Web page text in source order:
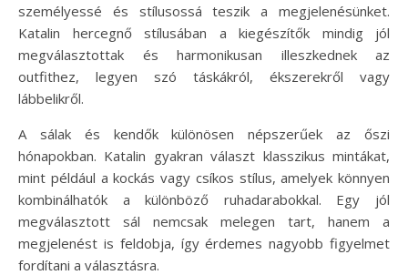
személyessé és stílusossá teszik a megjelenésünket.
Katalin hercegnő stílusában a kiegészítők mindig jól
megválasztottak és harmonikusan illeszkednek az
outfithez, legyen szó táskákról, ékszerekről vagy
lábbelikről.
A sálak és kendők különösen népszerűek az őszi
hónapokban. Katalin gyakran választ klasszikus mintákat,
mint például a kockás vagy csíkos stílus, amelyek könnyen
kombinálhatók a különböző ruhadarabokkal. Egy jól
megválasztott sál nemcsak melegen tart, hanem a
megjelenést is feldobja, így érdemes nagyobb figyelmet
fordítani a választásra.